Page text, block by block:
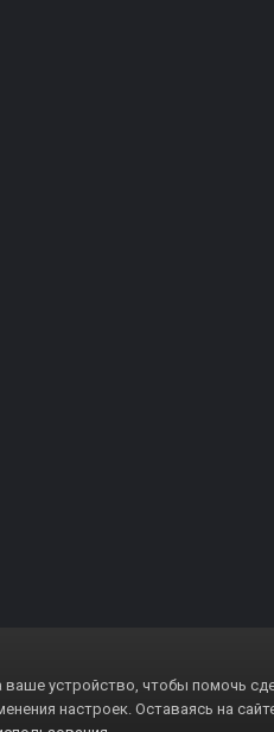
ваше устройство, чтобы помочь
настроек. Оставаясь на